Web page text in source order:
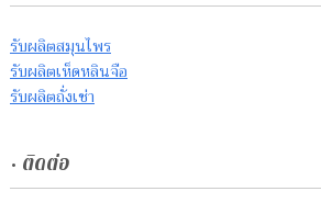
รับผลิตสมุนไพร
รับผลิตเห็ดหลินจือ
รับผลิตถั่งเช่า
• ติดต่อ